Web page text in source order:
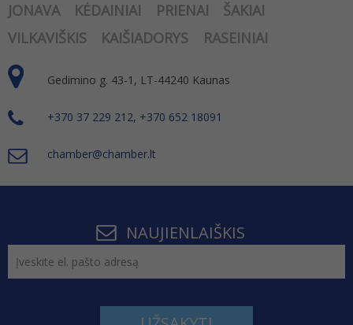
JONAVA
KĖDAINIAI PRIENAI
ŠAKIAI
VILKAVIŠKIS
KAIŠIADORYS RASEINIAI
Gedimino g. 43-1, LT-44240 Kaunas
+370 37 229 212, +370 652 18091
chamber@chamber.lt
NAUJIENLAIŠKIS